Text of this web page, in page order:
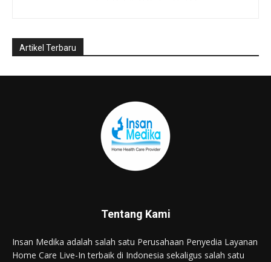
Tentang Kami
Insan Medika adalah salah satu Perusahaan Penyedia Layanan
Home Care Live-In terbaik di Indonesia sekaligus salah satu